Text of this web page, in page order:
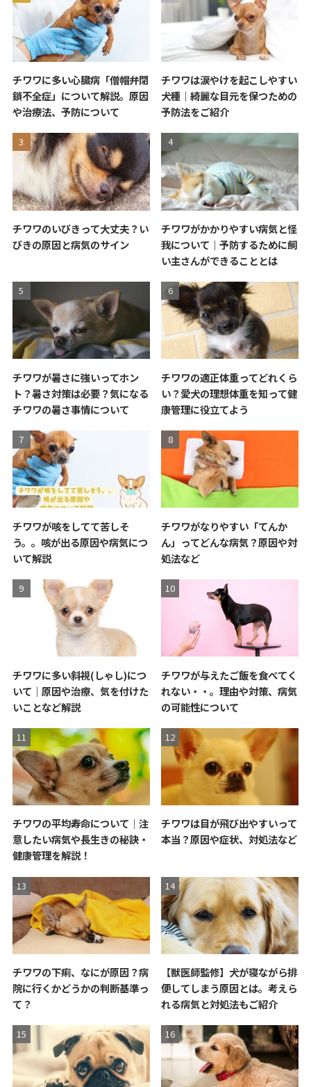
チワワに多い心臓病「僧帽弁閉
鎖不全症」について解説。原因
や治療法、予防について
チワワは涙やけを起こしやすい
犬種｜綺麗な目元を保つための
予防法をご紹介
チワワのいびきって大丈夫？い
びきの原因と病気のサイン
チワワがかかりやすい病気と怪
我について｜予防するために飼
い主さんができることとは
チワワが暑さに強いってホン
ト？暑さ対策は必要？気になる
チワワの暑さ事情について
チワワの適正体重ってどれくら
い？愛犬の理想体重を知って健
康管理に役立てよう
チワワが咳をしてて苦しそ
う。。咳が出る原因や病気につ
いて解説
チワワがなりやすい「てんか
ん」ってどんな病気？原因や対
処法など
チワワに多い斜視(しゃし)につ
いて｜原因や治療、気を付けた
いことなど解説
チワワが与えたご飯を食べてく
れない・・。理由や対策、病気
の可能性について
チワワの平均寿命について｜注
意したい病気や長生きの秘訣・
健康管理を解説！
チワワは目が飛び出やすいって
本当？原因や症状、対処法など
チワワの下痢、なにが原因？病
院に行くかどうかの判断基準っ
て？
【獣医師監修】犬が寝ながら排
便してしまう原因とは。考えら
れる病気と対処法もご紹介